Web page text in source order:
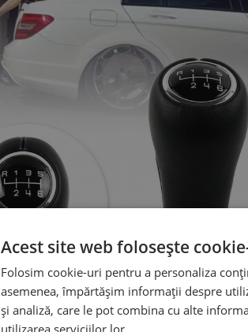
Acest site web folosește
Folosim cookie-uri pentru a personaliza
asemenea, împărtășim informații despre
și analiză, care le pot combina cu alte
utilizarea serviciilor lor.